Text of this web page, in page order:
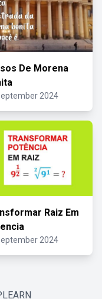
De Morena
2024
Raiz Em
2024